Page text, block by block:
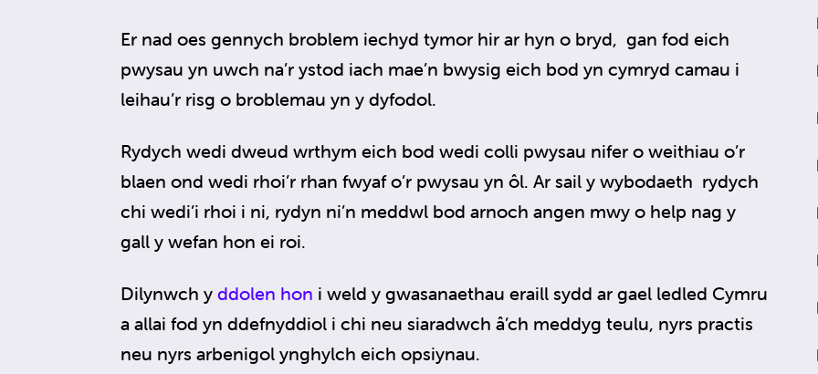
Er nad oes gennych broblem iechyd tymor hir ar hyn o bryd, gan fod eich
pwysau yn uwch na’r ystod iach mae’n bwysig eich bod yn cymryd camau i
leihau’r risg o broblemau yn y dyfodol.
Rydych wedi dweud wrthym eich bod wedi colli pwysau nifer o weithiau o’r
blaen ond wedi rhoi’r rhan fwyaf o’r pwysau yn ôl. Ar sail y wybodaeth rydych
chi wedi’i rhoi i ni, rydyn ni’n meddwl bod arnoch angen mwy o help nag y
gall y wefan hon ei roi.
Dilynwch y ddolen hon i weld y gwasanaethau eraill sydd ar gael ledled Cymru
a allai fod yn ddefnyddiol i chi neu siaradwch â’ch meddyg teulu, nyrs practis
neu nyrs arbenigol ynghylch eich opsiynau.